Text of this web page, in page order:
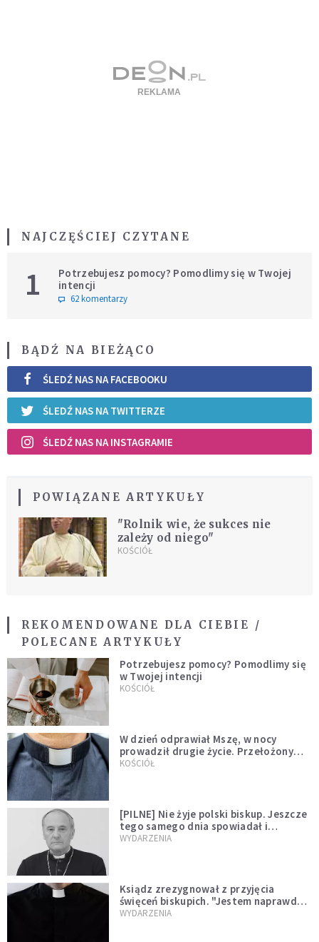
NAJCZĘŚCIEJ CZYTANE
1
Potrzebujesz pomocy? Pomodlimy się w Twojej
intencji
62 komentarzy
BĄDŹ NA BIEŻĄCO
ŚLEDŹ NAS NA FACEBOOKU
ŚLEDŹ NAS NA TWITTERZE
ŚLEDŹ NAS NA INSTAGRAMIE
POWIĄZANE ARTYKUŁY
"Rolnik wie, że sukces nie
zależy od niego"
KOŚCIÓŁ
REKOMENDOWANE DLA CIEBIE /
POLECANE ARTYKUŁY
Potrzebujesz pomocy? Pomodlimy się
w Twojej intencji
KOŚCIÓŁ
W dzień odprawiał Mszę, w nocy
prowadził drugie życie. Przełożony
kazał mu opuścić zakon
KOŚCIÓŁ
[PILNE] Nie żyje polski biskup. Jeszcze
tego samego dnia spowiadał i
sprawował Mszę świętą
WYDARZENIA
Ksiądz zrezygnował z przyjęcia
święceń biskupich. "Jestem naprawdę
niegodny"
WYDARZENIA